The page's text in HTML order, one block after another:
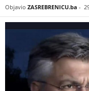
Objavio ZASREBRENICU.ba -